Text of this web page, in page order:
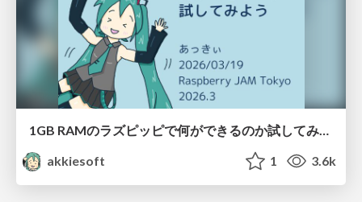
1GB RAMのラズピッピで何ができるのか試してみよう / 20260319-rpijam-1gb-rpi-whats-possible
akkiesoft
1 3.6k